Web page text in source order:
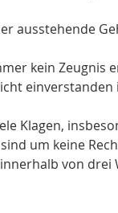
ausstehende
kein Zeugnis
einverstanden
Klagen,
um keine
von